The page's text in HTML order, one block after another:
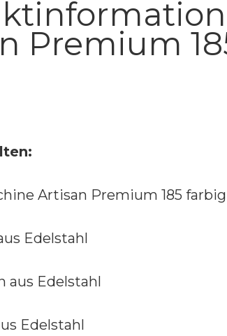
Premium
Artisan Premium 185 farbig
Edelstahl
aus Edelstahl
Edelstahl